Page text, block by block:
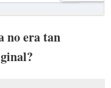
no era tan